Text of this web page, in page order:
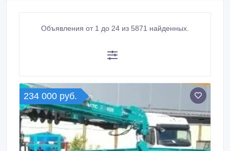
Объявления от 1 до 24 из 5871 найденных.
234 000 руб.